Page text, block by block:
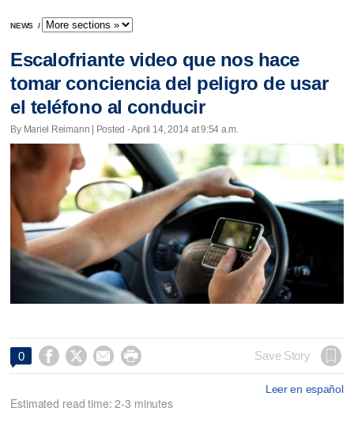
NEWS /
Escalofriante video que nos hace
tomar conciencia del peligro de usar
el teléfono al conducir
By Mariel Reimann | Posted - April 14, 2014 at 9:54 a.m.
0     Save Story
Leer en español
Estimated read time: 2-3 minutes